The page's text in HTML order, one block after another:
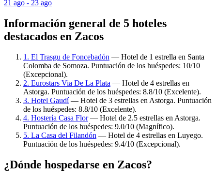
21 ago - 23 ago
Información general de 5 hoteles
destacados en Zacos
1. El Trasgu de Foncebadón — Hotel de 1 estrella en Santa
Colomba de Somoza. Puntuación de los huéspedes: 10/10
(Excepcional).
2. Eurostars Via De La Plata — Hotel de 4 estrellas en
Astorga. Puntuación de los huéspedes: 8.8/10 (Excelente).
3. Hotel Gaudí— Hotel de 3 estrellas en Astorga. Puntuación
de los huéspedes: 8.8/10 (Excelente).
4. Hostería Casa Flor— Hotel de 2.5 estrellas en Astorga.
Puntuación de los huéspedes: 9.0/10 (Magnífico).
5. La Casa del Filandón — Hotel de 4 estrellas en Luyego.
Puntuación de los huéspedes: 9.4/10 (Excepcional).
¿Dónde hospedarse en Zacos?